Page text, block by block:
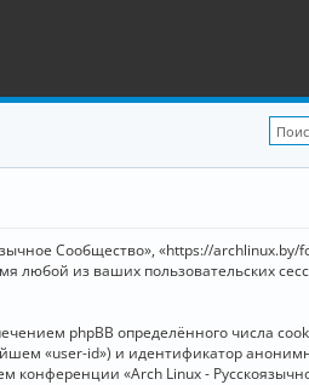
Сообщество», «https://archlinux.by/
любой из ваших пользовательских
phpBB определённого числа
«user-id») и идентификатор
конференции «Arch Linux -